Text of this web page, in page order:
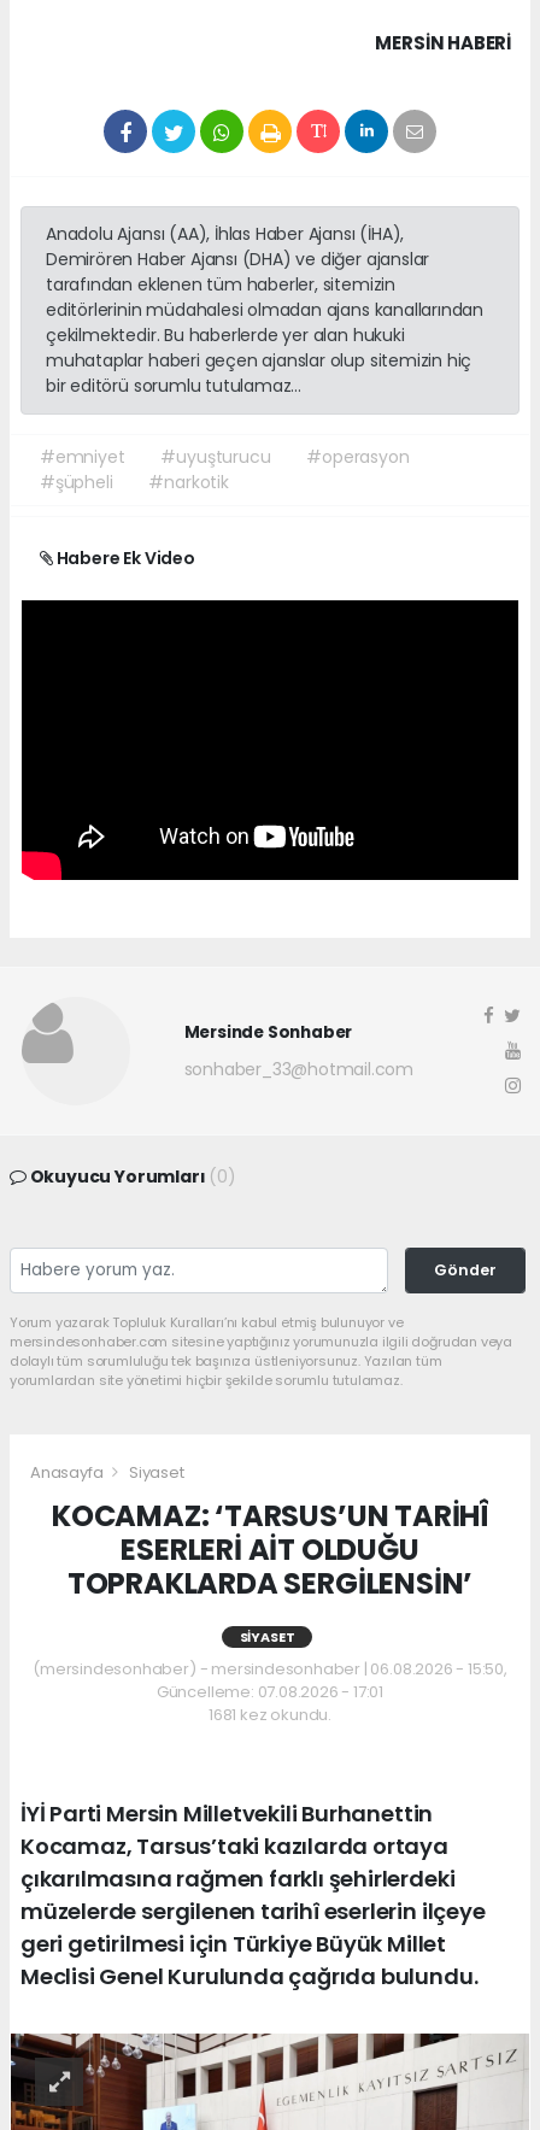
MERSIN HABERİ
Anadolu Ajansı (AA), İhlas Haber Ajansı (İHA),
Demirören Haber Ajansı (DHA) ve diğer ajanslar
tarafından eklenen tüm haberler, sitemizin
editörlerinin müdahalesi olmadan ajans kanallarından
çekilmektedir. Bu haberlerde yer alan hukuki
muhataplar haberi geçen ajanslar olup sitemizin hiç
bir editörü sorumlu tutulamaz...
#emniyet #uyuşturucu
#operasyon
#şüpheli
#narkotik
Habere Ek Video
Mersinde Sonhaber
sonhaber_33@hotmail.com
Okuyucu Yorumları (0)
Gönder
Yorum yazarak Topluluk Kuralları’nı kabul etmiş bulunuyor ve
mersindesonhaber.com sitesine yaptığınız yorumunuzla ilgili doğrudan veya
dolaylı tüm sorumluluğu tek başınıza üstleniyorsunuz. Yazılan tüm
yorumlardan site yönetimi hiçbir şekilde sorumlu tutulamaz.
Anasayfa Siyaset
KOCAMAZ: ‘TARSUS’UN TARİHÎ
ESERLERİ AİT OLDUĞU
TOPRAKLARDA SERGİLENSİN’
SIYASET
(mersindesonhaber) - mersindesonhaber | 06.08.2026 - 15:50,
Güncelleme: 07.08.2026 - 17:01
1681 kez okundu.
İYİ Parti Mersin Milletvekili Burhanettin
Kocamaz, Tarsus’taki kazılarda ortaya
çıkarılmasına rağmen farklı şehirlerdeki
müzelerde sergilenen tarihî eserlerin ilçeye
geri getirilmesi için Türkiye Büyük Millet
Meclisi Genel Kurulunda çağrıda bulundu.